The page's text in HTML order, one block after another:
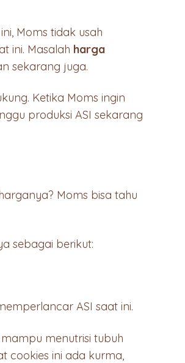
Moms tidak usah
ini. Masalah harga
sekarang juga.
Ketika Moms ingin
produksi ASI sekarang
Moms bisa tahu
sebagai berikut:
ASI saat ini.
menutrisi tubuh
cookies ini ada kurma,